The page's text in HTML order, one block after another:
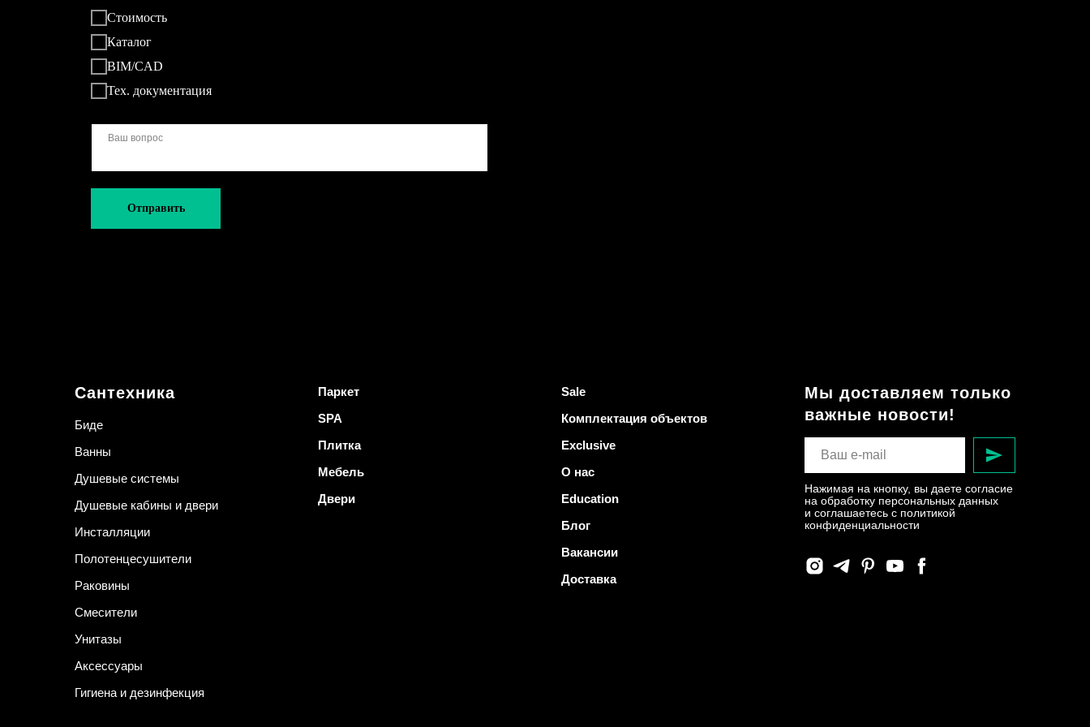
Стоимость
Каталог
BIM/CAD
Тех. документация
Отправить
Сантехника
Биде
Ванны
Душевые системы
Душевые кабины и двери
Инсталляции
Полотенцесушители
Раковины
Смесители
Унитазы
Аксессуары
Гигиена и дезинфекция
Паркет
SPA
Плитка
Мебель
Двери
Sale
Комплектация объектов
Exclusive
О нас
Education
Блог
Вакансии
Доставка
Мы доставляем только
важные новости!
Нажимая на кнопку, вы даете согласие
на обработку персональных данных
и соглашаетесь c политикой
конфиденциальности